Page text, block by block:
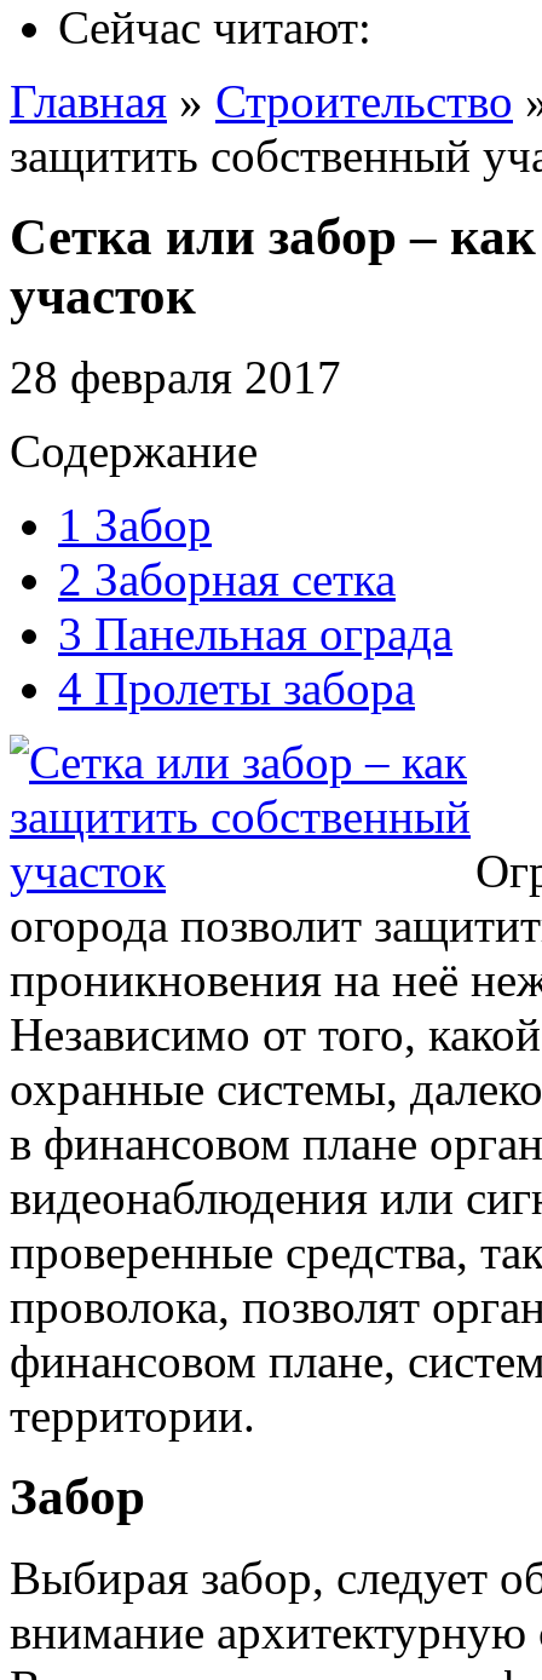
Сейчас читают:
Главная » Строительство
защитить собственный
Сетка или забор –
участок
28 февраля 2017
Содержание
1 Забор
2 Заборная сетка
3 Панельная ограда
4 Пролеты забора
огорода позволит
проникновения на неё
Независимо от того,
охранные системы,
в финансовом плане
видеонаблюдения или
проверенные средства,
проволока, позволят
финансовом плане,
территории.
Забор
Выбирая забор, следует
внимание